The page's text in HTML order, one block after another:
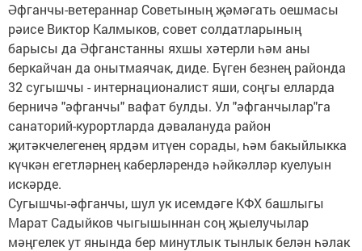
Әфганчы-ветераннар Советының җәмәгать оешмасы
рәисе Виктор Калмыков, совет солдатларының
барысы да Әфганстанны яхшы хәтерли һәм аны
беркайчан да онытмаячак, диде. Бүген безнең районда
32 сугышчы - интернационалист яши, соңгы елларда
берничә "әфганчы" вафат булды. Ул "әфганчылар"га
санаторий-курортларда дәвалануда район
җитәкчелегенең ярдәм итүен сорады, һәм бакыйлыкка
күчкән егетләрнең каберләрендә һәйкәлләр куелуын
искәрде.
Сугышчы-әфганчы, шул ук исемдәге КФХ башлыгы
Марат Садыйков чыгышыннан соң җыелучылар
мәңгелек ут янында бер минутлык тынлык белән һәлак